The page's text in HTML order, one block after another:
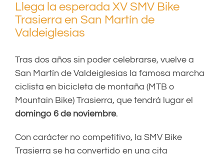
Llega la esperada XV SMV Bike
Trasierra en San Martín de
Valdeiglesias
Tras dos años sin poder celebrarse, vuelve a
San Martín de Valdeiglesias la famosa marcha
ciclista en bicicleta de montaña (MTB o
Mountain Bike) Trasierra, que tendrá lugar el
domingo 6 de noviembre.
Con carácter no competitivo, la SMV Bike
Trasierra se ha convertido en una cita